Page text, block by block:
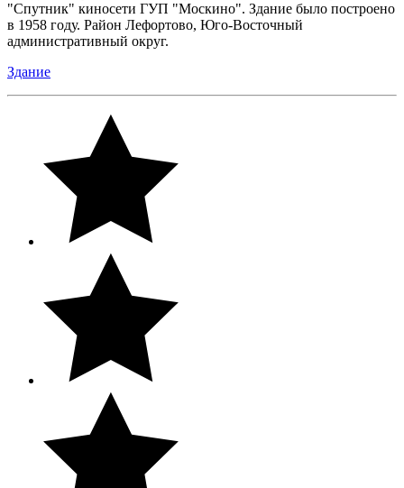
"Спутник" киносети ГУП "Москино". Здание было построено
в 1958 году. Район Лефортово, Юго-Восточный
административный округ.
Здание